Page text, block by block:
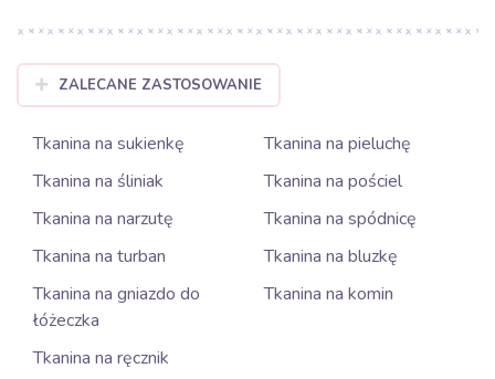
ZALECANE ZASTOSOWANIE
Tkanina na sukienkę
Tkanina na pieluchę
Tkanina na śliniak
Tkanina na pościel
Tkanina na narzutę
Tkanina na spódnicę
Tkanina na turban
Tkanina na bluzkę
Tkanina na gniazdo do
łóżeczka
Tkanina na komin
Tkanina na ręcznik